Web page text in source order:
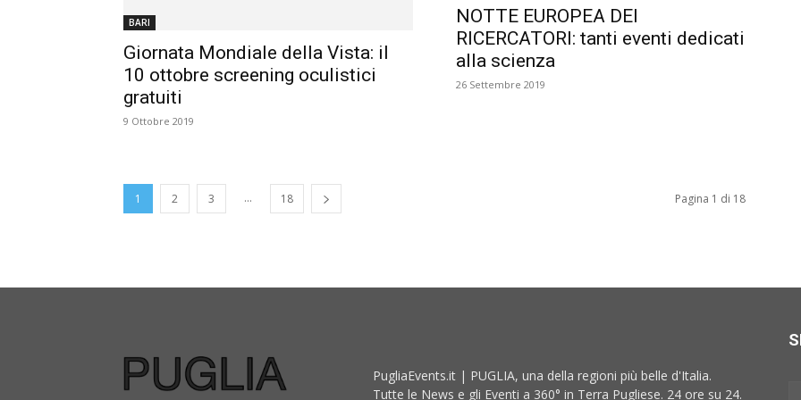
BARI
Giornata Mondiale della Vista: il
10 ottobre screening oculistici
gratuiti
9 Ottobre 2019
NOTTE EUROPEA DEI
RICERCATORI: tanti eventi dedicati
alla scienza
26 Settembre 2019
1 2 3 ... 18 Pagina 1 di 18
PugliaEvents.it | PUGLIA, una della regioni più belle d'Italia.
Tutte le News e gli Eventi a 360° in Terra Pugliese. 24 ore su 24.